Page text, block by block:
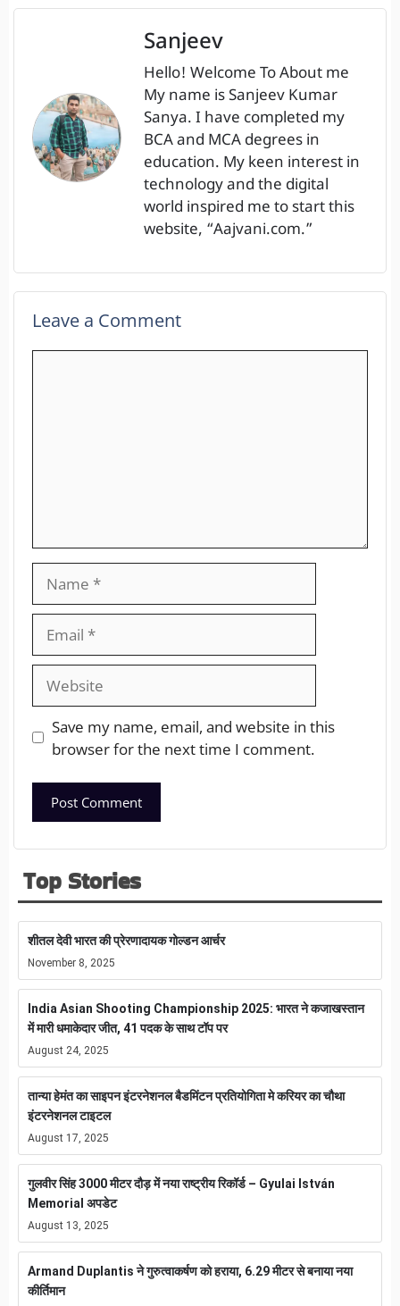
Sanjeev
Hello! Welcome To About me
My name is Sanjeev Kumar
Sanya. I have completed my
BCA and MCA degrees in
education. My keen interest in
technology and the digital
world inspired me to start this
website, “Aajvani.com.”
Leave a Comment
Save my name, email, and website in this
browser for the next time I comment.
Top Stories
शीतल देवी भारत की प्रेरणादायक गोल्डन आर्चर
November 8, 2025
India Asian Shooting Championship 2025: भारत ने कजाखस्तान
में मारी धमाकेदार जीत, 41 पदक के साथ टॉप पर
August 24, 2025
तान्या हेमंत का साइपन इंटरनेशनल बैडमिंटन प्रतियोगिता मे करियर का चौथा
इंटरनेशनल टाइटल
August 17, 2025
गुलवीर सिंह 3000 मीटर दौड़ में नया राष्ट्रीय रिकॉर्ड – Gyulai István
Memorial अपडेट
August 13, 2025
Armand Duplantis ने गुरुत्वाकर्षण को हराया, 6.29 मीटर से बनाया नया
कीर्तिमान